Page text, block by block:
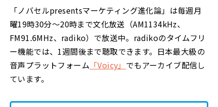
「ノバセルpresentsマーケティング進化論」は毎週月
曜19時30分～20時まで文化放送（AM1134kHz、
FM91.6MHz、radiko）で放送中。radikoのタイムフリ
ー機能では、1週間後まで聴取できます。日本最大級の
音声プラットフォーム 「Voicy」 でもアーカイブ配信し
ています。